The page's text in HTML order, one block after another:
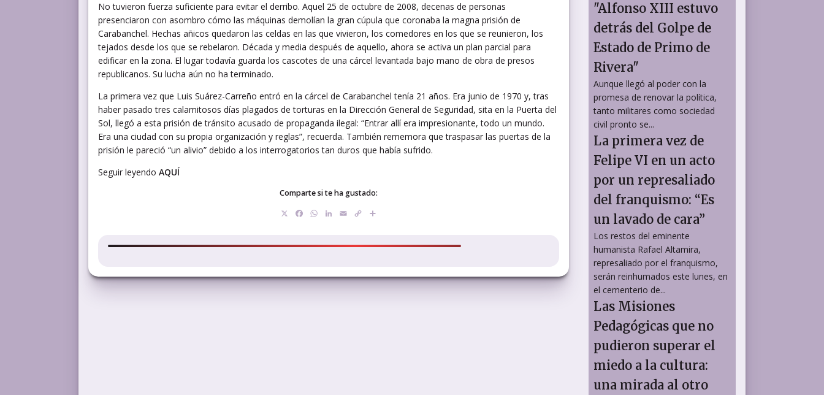
No tuvieron fuerza suficiente para evitar el derribo. Aquel 25 de octubre de 2008, decenas de personas
presenciaron con asombro cómo las máquinas demolían la gran cúpula que coronaba la magna prisión de
Carabanchel. Hechas añicos quedaron las celdas en las que vivieron, los comedores en los que se reunieron, los
tejados desde los que se rebelaron. Década y media después de aquello, ahora se activa un plan parcial para
edificar en la zona. El lugar todavía guarda los cascotes de una cárcel levantada bajo mano de obra de presos
republicanos. Su lucha aún no ha terminado.
La primera vez que Luis Suárez-Carreño entró en la cárcel de Carabanchel tenía 21 años. Era junio de 1970 y, tras
haber pasado tres calamitosos días plagados de torturas en la Dirección General de Seguridad, sita en la Puerta del
Sol, llegó a esta prisión de tránsito acusado de propaganda ilegal: “Entrar allí era impresionante, todo un mundo.
Era una ciudad con su propia organización y reglas”, recuerda. También rememora que traspasar las puertas de la
prisión le pareció “un alivio” debido a los interrogatorios tan duros que había sufrido.
Seguir leyendo AQUÍ
Comparte si te ha gustado:
Facebook
WhatsApp
LinkedIn
EmailCopy
"Alfonso XIII estuvo
detrás del Golpe de
Estado de Primo de
Rivera"
Aunque llegó al poder con la
promesa de renovar la política,
tanto militares como sociedad
civil pronto se...
La primera vez de
Felipe VI en un acto
por un represaliado
del franquismo: “Es
un lavado de cara”
Los restos del eminente
humanista Rafael Altamira,
represaliado por el franquismo,
serán reinhumados este lunes, en
el cementerio de...
Las Misiones
Pedagógicas que no
pudieron superar el
miedo a la cultura:
una mirada al otro